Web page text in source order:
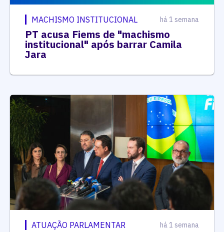
MACHISMO INSTITUCIONAL há 1 semana
PT acusa Fiems de "machismo
institucional" após barrar Camila
Jara
ATUAÇÃO PARLAMENTAR há 1 semana